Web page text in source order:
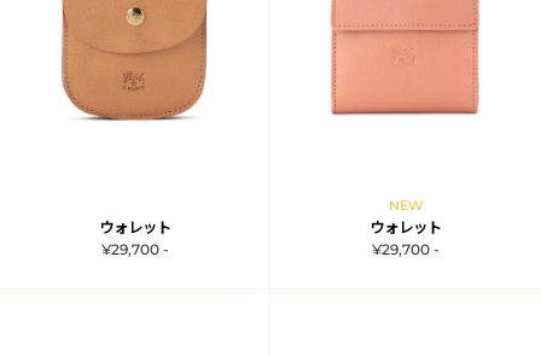
ウォレット
¥29,700 -
NEW
ウォレット
¥29,700 -